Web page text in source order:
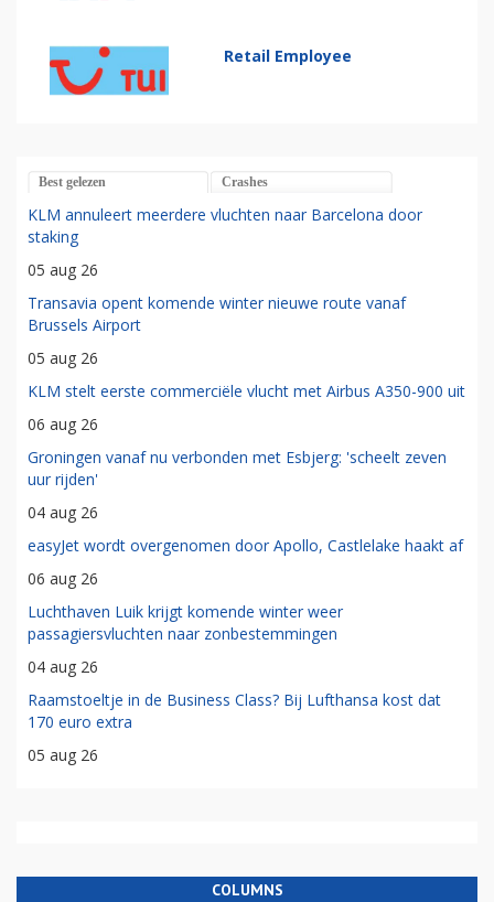
Retail Employee
Best gelezen Crashes
KLM annuleert meerdere vluchten naar Barcelona door
staking
05 aug 26
Transavia opent komende winter nieuwe route vanaf
Brussels Airport
05 aug 26
KLM stelt eerste commerciële vlucht met Airbus A350-900 uit
06 aug 26
Groningen vanaf nu verbonden met Esbjerg: 'scheelt zeven
uur rijden'
04 aug 26
easyJet wordt overgenomen door Apollo, Castlelake haakt af
06 aug 26
Luchthaven Luik krijgt komende winter weer
passagiersvluchten naar zonbestemmingen
04 aug 26
Raamstoeltje in de Business Class? Bij Lufthansa kost dat
170 euro extra
05 aug 26
COLUMNS